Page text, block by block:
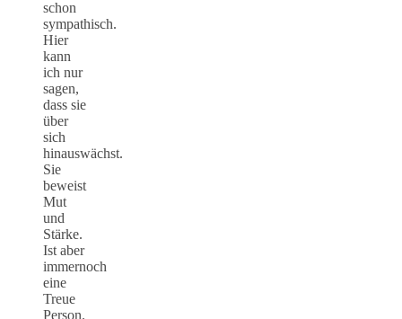
schon
sympathisch.
Hier
kann
ich nur
sagen,
dass sie
über
sich
hinauswächst.
Sie
beweist
Mut
und
Stärke.
Ist aber
immernoch
eine
Treue
Person.